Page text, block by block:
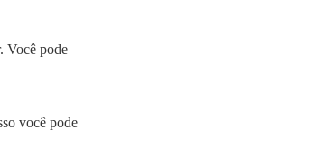
Você pode
você pode